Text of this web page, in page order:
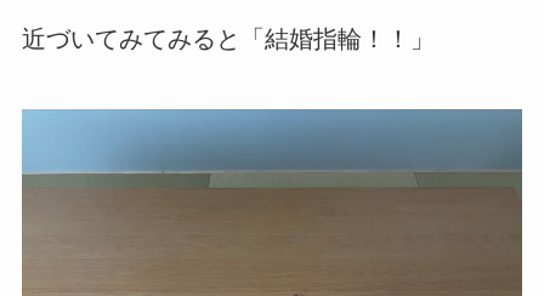
近づいてみてみると「結婚指輪！！」